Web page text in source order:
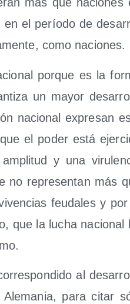
en el perío­do de
como naciones.
por­que es la
un mayor
nacio­nal expre­san
el poder está
y una
no repre­sen­tan más
feu­da­les y
que la lucha nacio­nal
al
para citar